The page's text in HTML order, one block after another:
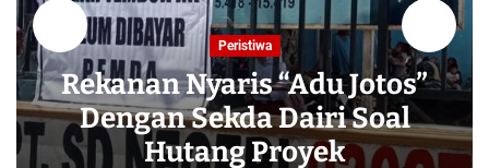
Peristiwa
Rekanan Nyaris “Adu Jotos”
Dengan Sekda Dairi Soal
Hutang Proyek